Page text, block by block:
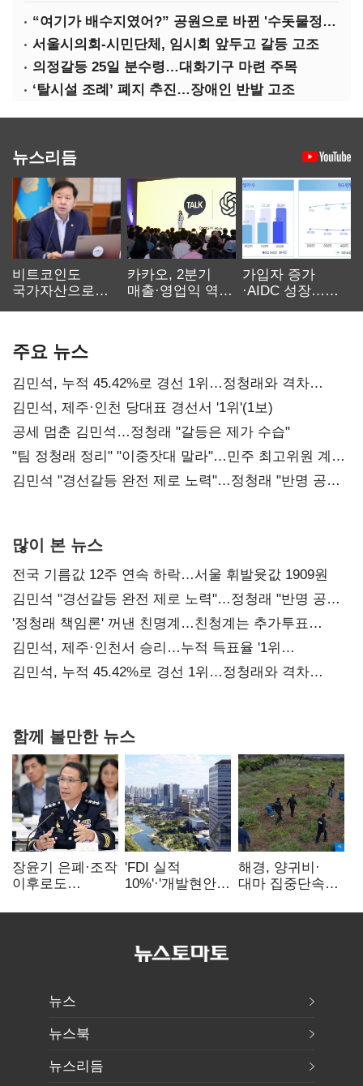
“여기가 배수지였어?” 공원으로 바뀐 '수돗물정거장'
서울시의회-시민단체, 임시회 앞두고 갈등 고조
의정갈등 25일 분수령…대화기구 마련 주목
‘탈시설 조례’ 폐지 추진…장애인 반발 고조
뉴스리듬
비트코인도
국가자산으로…'
카카오, 2분기
매출·영업익 역대
가입자 증가
·AIDC 성장…
주요 뉴스
김민석, 누적 45.42%로 경선 1위…정청래와 격차
0.86%p(2보)
김민석, 제주·인천 당대표 경선서 '1위'(1보)
공세 멈춘 김민석…정청래 "갈등은 제가 수습"
"팀 정청래 정리" "이중잣대 말라"…민주 최고위원 계파
다툼 격화
김민석 "경선갈등 완전 제로 노력"…정청래 "반명 공세
많이 본 뉴스
전국 기름값 12주 연속 하락…서울 휘발윳값 1909원
김민석 "경선갈등 완전 제로 노력"…정청래 "반명 공세
사과부터"
'정청래 책임론' 꺼낸 친명계…친청계는 추가투표
때리기
김민석, 제주·인천서 승리…누적 득표율 '1위
탈환'(종합)
김민석, 누적 45.42%로 경선 1위…정청래와 격차
함께 볼만한 뉴스
장윤기 은폐·조작
이후로도
내부비위…경찰
'FDI 실적
10%'·'개발현안
인천경제청장
해경, 양귀비·
대마 집중단속…
249명 검거
뉴스
뉴스북
뉴스리듬